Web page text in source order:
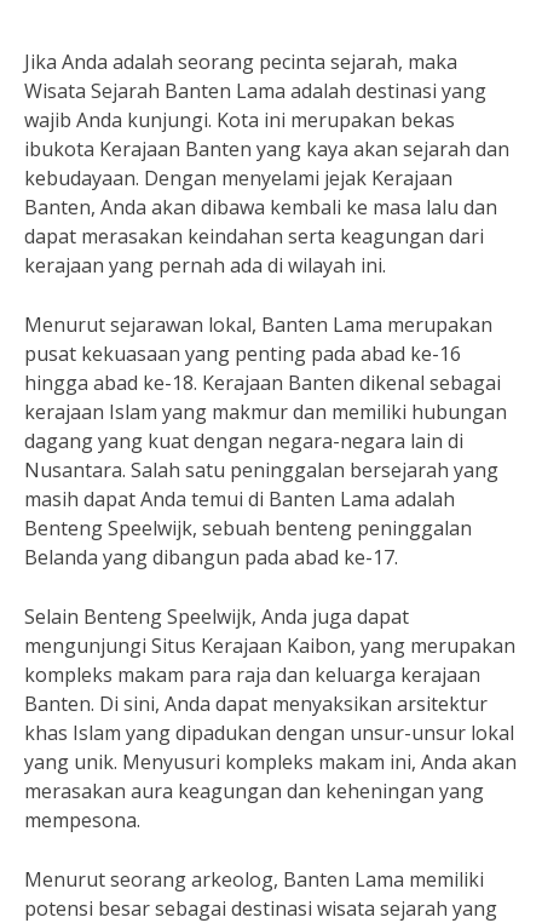
Jika Anda adalah seorang pecinta sejarah, maka
Wisata Sejarah Banten Lama adalah destinasi yang
wajib Anda kunjungi. Kota ini merupakan bekas
ibukota Kerajaan Banten yang kaya akan sejarah dan
kebudayaan. Dengan menyelami jejak Kerajaan
Banten, Anda akan dibawa kembali ke masa lalu dan
dapat merasakan keindahan serta keagungan dari
kerajaan yang pernah ada di wilayah ini.
Menurut sejarawan lokal, Banten Lama merupakan
pusat kekuasaan yang penting pada abad ke-16
hingga abad ke-18. Kerajaan Banten dikenal sebagai
kerajaan Islam yang makmur dan memiliki hubungan
dagang yang kuat dengan negara-negara lain di
Nusantara. Salah satu peninggalan bersejarah yang
masih dapat Anda temui di Banten Lama adalah
Benteng Speelwijk, sebuah benteng peninggalan
Belanda yang dibangun pada abad ke-17.
Selain Benteng Speelwijk, Anda juga dapat
mengunjungi Situs Kerajaan Kaibon, yang merupakan
kompleks makam para raja dan keluarga kerajaan
Banten. Di sini, Anda dapat menyaksikan arsitektur
khas Islam yang dipadukan dengan unsur-unsur lokal
yang unik. Menyusuri kompleks makam ini, Anda akan
merasakan aura keagungan dan keheningan yang
mempesona.
Menurut seorang arkeolog, Banten Lama memiliki
potensi besar sebagai destinasi wisata sejarah yang